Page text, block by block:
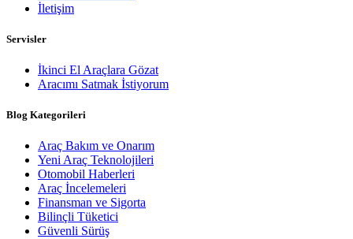
İletişim
Servisler
İkinci El Araçlara Gözat
Aracımı Satmak İstiyorum
Blog Kategorileri
Araç Bakım ve Onarım
Yeni Araç Teknolojileri
Otomobil Haberleri
Araç İncelemeleri
Finansman ve Sigorta
Bilinçli Tüketici
Güvenli Sürüş